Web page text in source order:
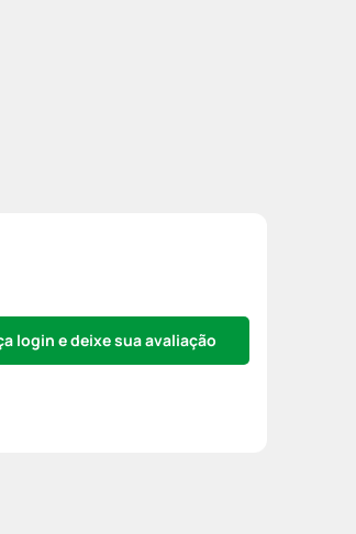
login e deixe sua avaliação